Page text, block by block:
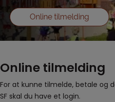
Online tilmelding
Online tilmelding
For at kunne tilmelde, betale og
SF skal du have et login.